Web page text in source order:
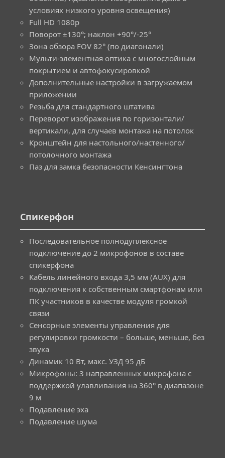
условиях низкого уровня освещения)
Full HD 1080p
Поворот ±130°; наклон +90°/-25°
Зона обзора FOV 82° (по диагонали)
Мульти-элементная оптика с многослойным
покрытием и автофокусировкой
Дополнительные настройки в загружаемом
приложении
Резьба для стандартного штатива
Переворот изображения по горизонтали/
вертикали, для случаев монтажа на потолок
Кронштейн для настольного/настенного/
потолочного монтажа
Паз для замка безопасности Кенсингтона
Спикерфон
Последовательное полнодуплексное
подключение до 2 микрофонов в составе
спикерфона
Кабель линейного входа 3,5 мм (AUX) для
подключения к собственным смартфонам или
ПК участников в качестве модуля громкой
связи
Сенсорные элементы управления для
регулировки громкости – больше, меньше, без
звука
Динамик 10 Вт, макс. УЗД 95 дБ
Микрофоны: 3 направленных микрофона с
поддержкой улавливания на 360° в диапазоне
9 м
Подавление эха
Подавление шума